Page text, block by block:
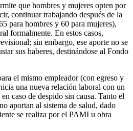
que hombres y mujeres opten por
continuar trabajando después de la
para hombres y 60 para mujeres),
formalmente. En estos casos,
sin embargo, ese aporte no se
sus haberes, destinándose al Fondo
el mismo empleador (con egreso y
una nueva relación laboral con un
caso de despido sin causa. Tanto el
aportan al sistema de salud, dado
se realiza por el PAMI u obra